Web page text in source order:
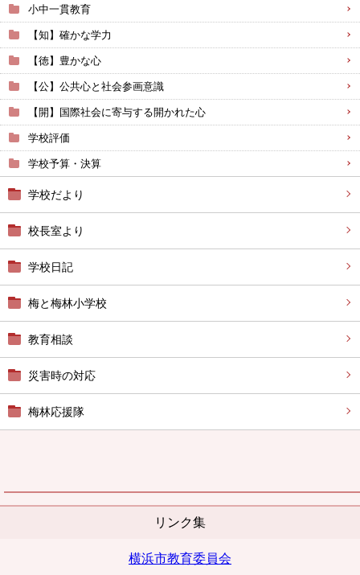
小中一貫教育
【知】確かな学力
【徳】豊かな心
【公】公共心と社会参画意識
【開】国際社会に寄与する開かれた心
学校評価
学校予算・決算
学校だより
校長室より
学校日記
梅と梅林小学校
教育相談
災害時の対応
梅林応援隊
リンク集
横浜市教育委員会